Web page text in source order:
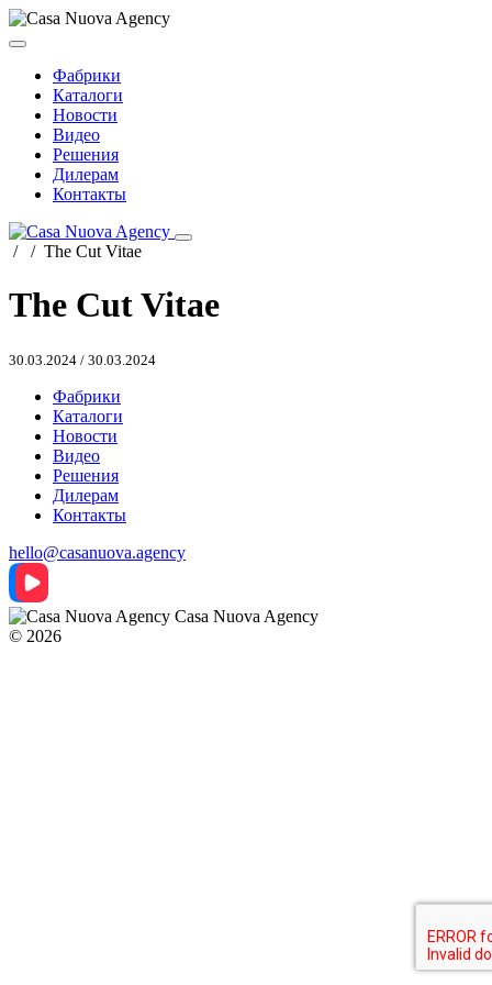
Фабрики
Каталоги
Новости
Видео
Решения
Дилерам
Контакты
/ / The Cut Vitae
The Cut Vitae
30.03.2024 / 30.03.2024
Фабрики
Каталоги
Новости
Видео
Решения
Дилерам
Контакты
hello@casanuova.agency
Casa Nuova Agency
© 2026